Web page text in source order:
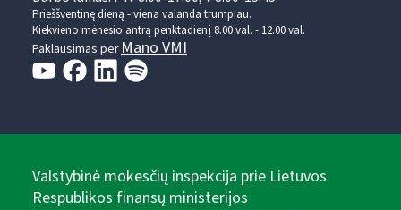
Prieššventinę dieną - viena valanda trumpiau.
Kiekvieno mėnesio antrą penktadienį 8.00 val. - 12.00 val.
Paklausimas perMano VMI
Valstybinė mokesčių inspekcija prie Lietuvos
Respublikos finansų ministerijos